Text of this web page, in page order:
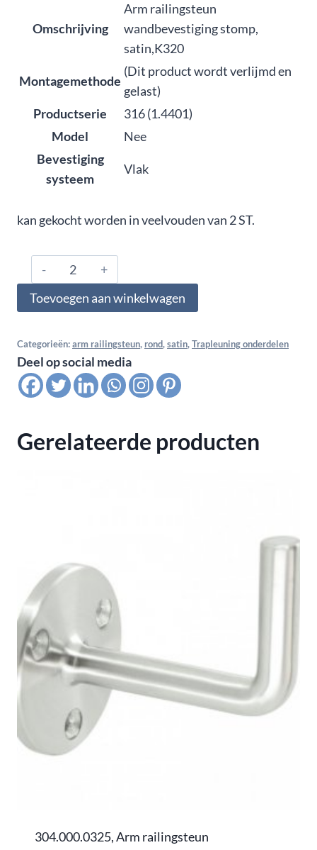
Omschrijving
Arm railingsteun
wandbevestiging stomp,
satin,K320
Montagemethode
(Dit product wordt verlijmd en
gelast)
Productserie
316 (1.4401)
Model
Nee
Bevestiging
systeem
Vlak
kan gekocht worden in veelvouden van 2 ST.
316.000.0323,
Arm
railingsteun
stomp,
satin,K320
aantal
Toevoegen aan winkelwagen
Categorieën: arm railingsteun, rond, satin, Trapleuning onderdelen
Deel op social media
Gerelateerde producten
304.000.0325, Arm railingsteun